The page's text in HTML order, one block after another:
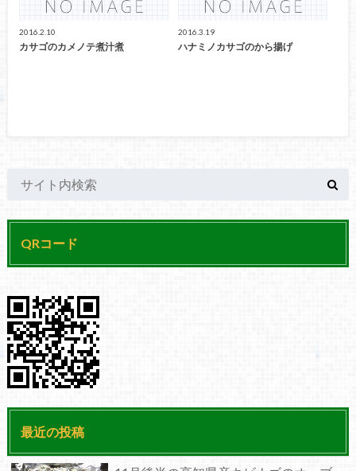
2016.2.10
カサゴのカメノテ煮汁煮
2016.3.19
ハナミノカサゴのから揚げ
QRコード
最近の投稿